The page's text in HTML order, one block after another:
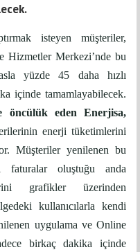
isteyen müşteriler,
Hizmetler Merkezi’nde bu
yüzde 45 daha hızlı
içinde tamamlayabilecek.
öncülük eden Enerjisa,
enerji tüketimlerini
Müşteriler yenilenen bu
oluştuğu anda
grafikler üzerinden
kullanıcılarla kendi
uygulama ve Online
birkaç dakika içinde